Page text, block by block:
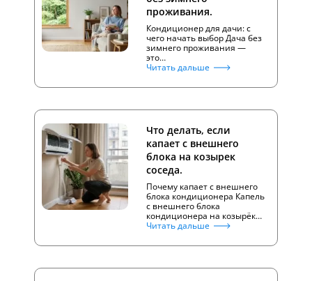
проживания.
Кондиционер для дачи: с
чего начать выбор Дача без
зимнего проживания —
это…
Читать дальше
Что делать, если
капает с внешнего
блока на козырек
соседа.
Почему капает с внешнего
блока кондиционера Капель
с внешнего блока
кондиционера на козырёк…
Читать дальше